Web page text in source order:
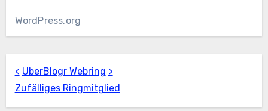
WordPress.org
< UberBlogr Webring >
Zufälliges Ringmitglied